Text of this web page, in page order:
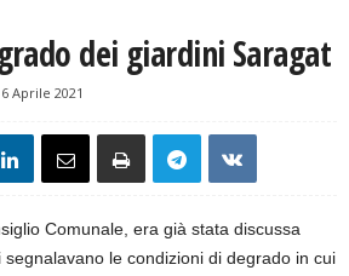
dei giardini Saragat
Aprile 2021
Comunale, era già stata discussa
segnalavano le condizioni di degrado in cui